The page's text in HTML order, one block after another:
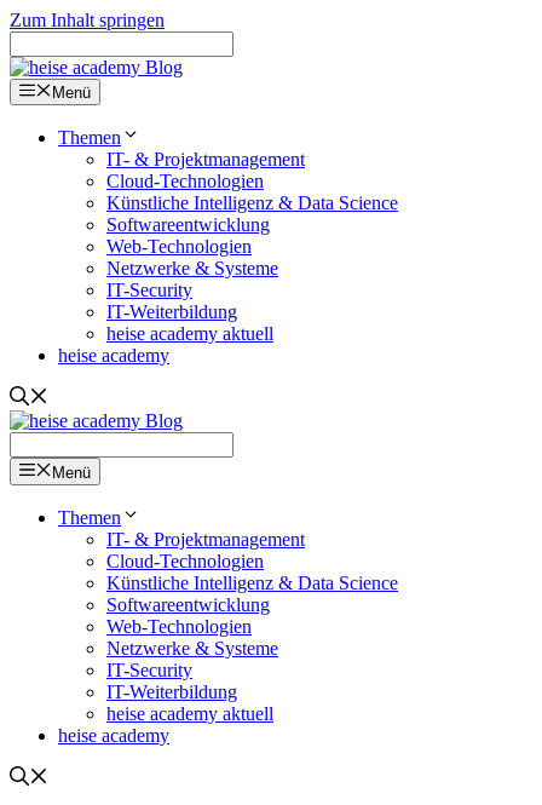
Zum Inhalt springen
Menü
Themen
IT- & Projektmanagement
Cloud-Technologien
Künstliche Intelligenz & Data Science
Softwareentwicklung
Web-Technologien
Netzwerke & Systeme
IT-Security
IT-Weiterbildung
heise academy aktuell
heise academy
Menü
Themen
IT- & Projektmanagement
Cloud-Technologien
Künstliche Intelligenz & Data Science
Softwareentwicklung
Web-Technologien
Netzwerke & Systeme
IT-Security
IT-Weiterbildung
heise academy aktuell
heise academy